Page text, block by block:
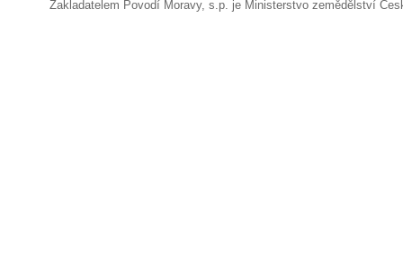
Zakladatelem Povodí Moravy, s.p. je Ministerstvo zemědělství